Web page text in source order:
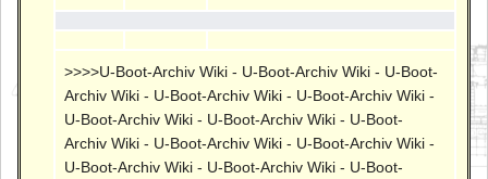
>>>>U-Boot-Archiv Wiki - U-Boot-Archiv Wiki - U-Boot-
Archiv Wiki - U-Boot-Archiv Wiki - U-Boot-Archiv Wiki -
U-Boot-Archiv Wiki - U-Boot-Archiv Wiki - U-Boot-
Archiv Wiki - U-Boot-Archiv Wiki - U-Boot-Archiv Wiki -
U-Boot-Archiv Wiki - U-Boot-Archiv Wiki - U-Boot-